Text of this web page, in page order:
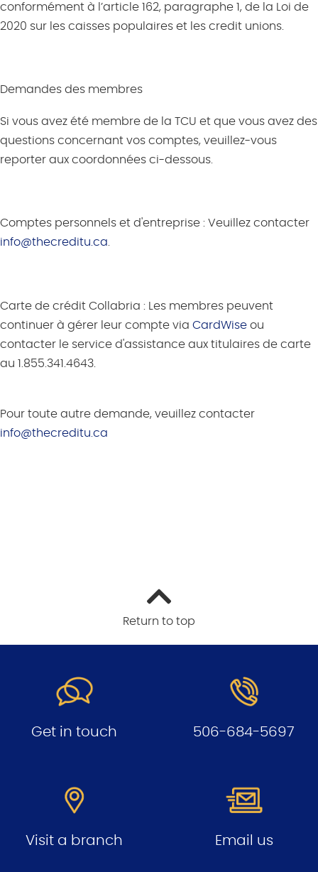
conformément à l’article 162, paragraphe 1, de la Loi de
2020 sur les caisses populaires et les credit unions
Demandes des membres
Si vous avez été membre de la TCU et que vous avez des
questions concernant vos comptes, veuillez-vous
reporter aux coordonnées ci-dessous.
Comptes personnels et d'entreprise : Veuillez contacter
info@thecreditu.ca
Carte de crédit Collabria :
Les membres peuvent
continuer à gérer leur compte via CardWise ou
contacter le service d'assistance aux titulaires de carte
au 1.855.341.4643.
Pour toute autre demande, veuillez contacter
info@thecreditu.ca
Return to top
Get in touch 506-684-5697
Visit a branch Email us